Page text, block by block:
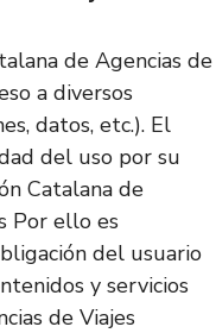
de Agencias de
a diversos
datos, etc.). El
del uso por su
Catalana de
Por ello es
del usuario
y servicios
de Viajes